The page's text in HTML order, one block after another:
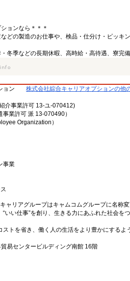
ョンなら＊＊＊
どの製造のお仕事や、検品・仕分け・ピッキ
冬季などの長期休暇、高時給・高待遇、寮完
ョン
株式会社綜合キャリアオプションの他
介事業許可 13-ユ-070412)
業許可 派 13-070490）
Organization）
事業
リアグループはキャムコムグループに名称変
いい仕事”を創り、生きる力にあふれた社会を
トを省き、働く人の生活をより豊かにするよ
易センタービルディング南館 16階